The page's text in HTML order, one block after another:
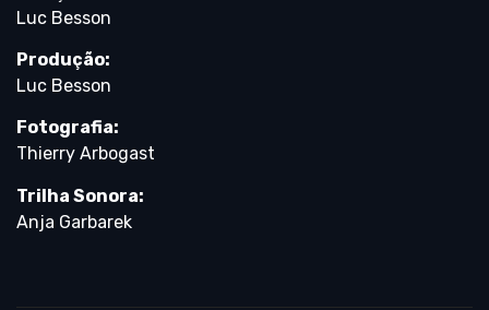
Luc Besson
Produção:
Luc Besson
Fotografia:
Thierry Arbogast
Trilha Sonora:
Anja Garbarek